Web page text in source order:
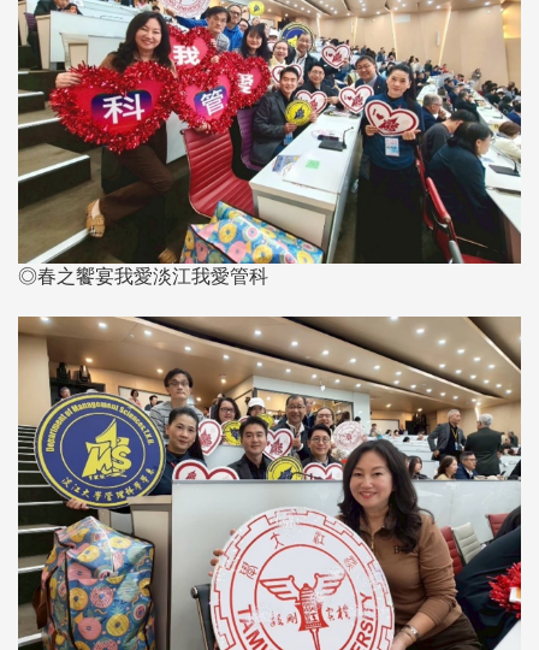
◎春之饗宴我愛淡江我愛管科